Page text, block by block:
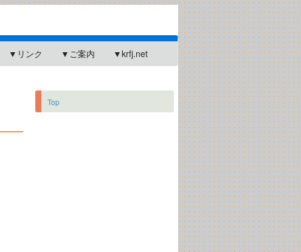
▼リンク ▼ご案内 ▼krfj.net
Top